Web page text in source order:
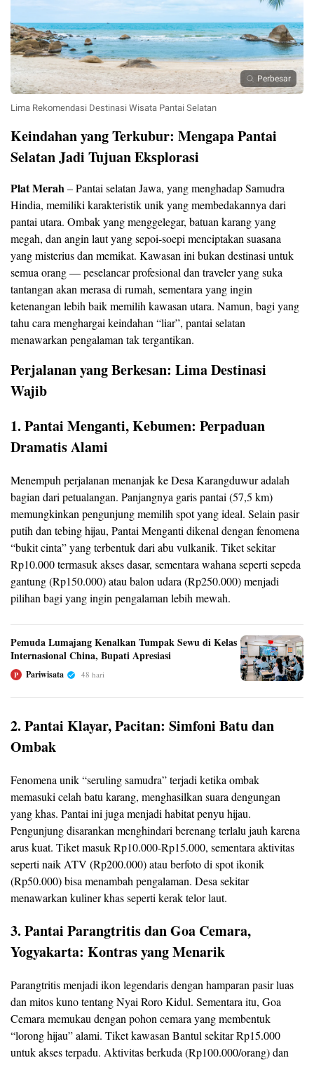
Perbesar
Lima Rekomendasi Destinasi Wisata Pantai Selatan
Keindahan yang Terkubur: Mengapa Pantai
Selatan Jadi Tujuan Eksplorasi
Plat Merah– Pantai selatan Jawa, yang menghadap Samudra
Hindia, memiliki karakteristik unik yang membedakannya dari
pantai utara. Ombak yang menggelegar, batuan karang yang
megah, dan angin laut yang sepoi-soepi menciptakan suasana
yang misterius dan memikat. Kawasan ini bukan destinasi untuk
semua orang — peselancar profesional dan traveler yang suka
tantangan akan merasa di rumah, sementara yang ingin
ketenangan lebih baik memilih kawasan utara. Namun, bagi yang
tahu cara menghargai keindahan “liar”, pantai selatan
menawarkan pengalaman tak tergantikan.
Perjalanan yang Berkesan: Lima Destinasi
Wajib
1. Pantai Menganti, Kebumen: Perpaduan
Dramatis Alami
Menempuh perjalanan menanjak ke Desa Karangduwur adalah
bagian dari petualangan. Panjangnya garis pantai (57,5 km)
memungkinkan pengunjung memilih spot yang ideal. Selain pasir
putih dan tebing hijau, Pantai Menganti dikenal dengan fenomena
“bukit cinta” yang terbentuk dari abu vulkanik. Tiket sekitar
Rp10.000 termasuk akses dasar, sementara wahana seperti sepeda
gantung (Rp150.000) atau balon udara (Rp250.000) menjadi
pilihan bagi yang ingin pengalaman lebih mewah.
Pemuda Lumajang Kenalkan Tumpak Sewu di Kelas
Internasional China, Bupati Apresiasi
P Pariwisata 48 hari
2. Pantai Klayar, Pacitan: Simfoni Batu dan
Ombak
Fenomena unik “seruling samudra” terjadi ketika ombak
memasuki celah batu karang, menghasilkan suara dengungan
yang khas. Pantai ini juga menjadi habitat penyu hijau.
Pengunjung disarankan menghindari berenang terlalu jauh karena
arus kuat. Tiket masuk Rp10.000-Rp15.000, sementara aktivitas
seperti naik ATV (Rp200.000) atau berfoto di spot ikonik
(Rp50.000) bisa menambah pengalaman. Desa sekitar
menawarkan kuliner khas seperti kerak telor laut.
3. Pantai Parangtritis dan Goa Cemara,
Yogyakarta: Kontras yang Menarik
Parangtritis menjadi ikon legendaris dengan hamparan pasir luas
dan mitos kuno tentang Nyai Roro Kidul. Sementara itu, Goa
Cemara memukau dengan pohon cemara yang membentuk
“lorong hijau” alami. Tiket kawasan Bantul sekitar Rp15.000
untuk akses terpadu. Aktivitas berkuda (Rp100.000/orang) dan